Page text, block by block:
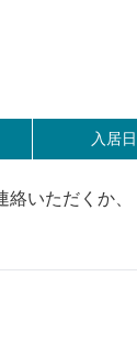
入居日
いただくか、